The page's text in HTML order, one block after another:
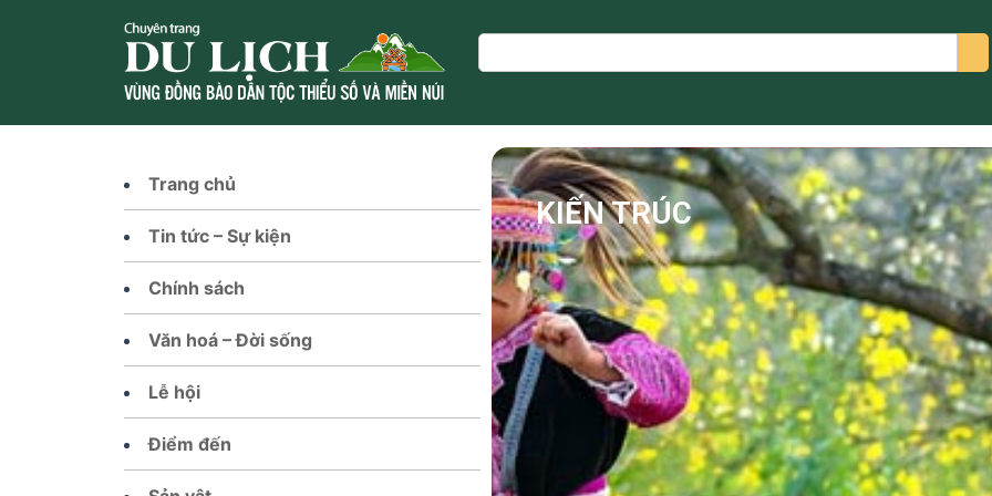
Search
Trang chủ
Tin tức – Sự kiện
Chính sách
Văn hoá – Đời sống
Lễ hội
Điểm đến
KIẾN TRÚC